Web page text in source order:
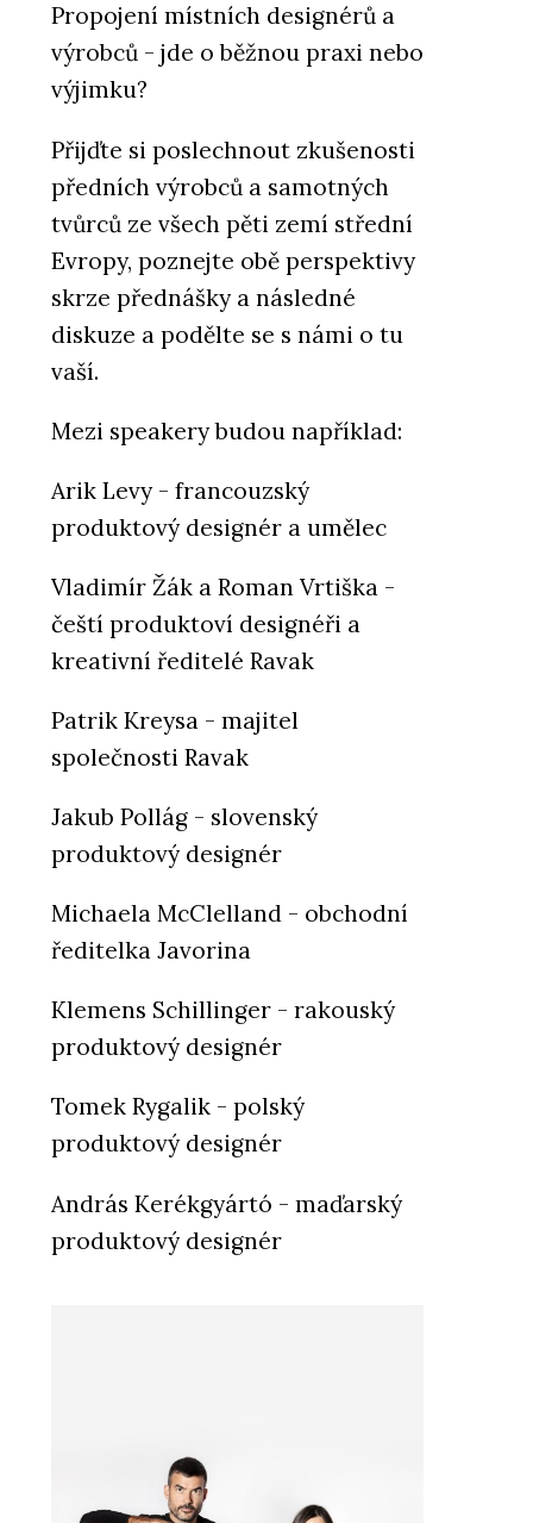
Propojení místních designérů a
výrobců - jde o běžnou praxi nebo
výjimku?
Přijďte si poslechnout zkušenosti
předních výrobců a samotných
tvůrců ze všech pěti zemí střední
Evropy, poznejte obě perspektivy
skrze přednášky a následné
diskuze a podělte se s námi o tu
vaší.
Mezi speakery budou například:
Arik Levy - francouzský
produktový designér a umělec
Vladimír Žák a Roman Vrtiška -
čeští produktoví designéři a
kreativní ředitelé Ravak
Patrik Kreysa - majitel
společnosti Ravak
Jakub Pollág - slovenský
produktový designér
Michaela McClelland - obchodní
ředitelka Javorina
Klemens Schillinger - rakouský
produktový designér
Tomek Rygalik - polský
produktový designér
András Kerékgyártó - maďarský
produktový designér